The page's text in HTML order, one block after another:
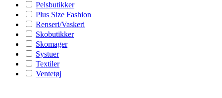
Pelsbutikker
Plus Size Fashion
Renseri/Vaskeri
Skobutikker
Skomager
Systuer
Textiler
Ventetøj